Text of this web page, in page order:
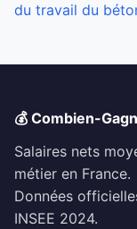
du travail du
💰 Combien-
Salaires nets
métier en France.
Données
INSEE 2024.